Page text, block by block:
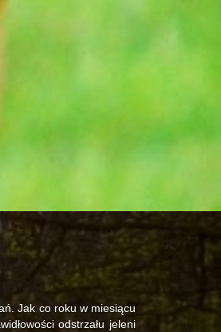
Jak co roku w miesiącu
odstrzału jeleni